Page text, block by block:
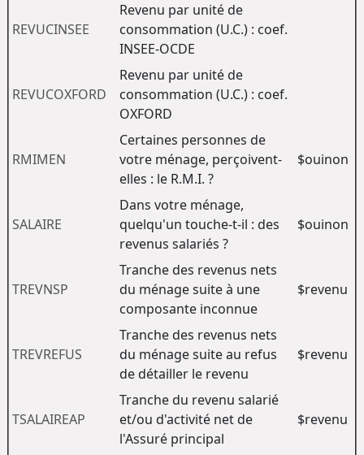
REVUCINSEE
Revenu par unité de
consommation (U.C.) : coef.
INSEE-OCDE
REVUCOXFORD
Revenu par unité de
consommation (U.C.) : coef.
OXFORD
RMIMEN
Certaines personnes de
votre ménage, perçoivent-
elles : le R.M.I. ?
$ouinon
SALAIRE
Dans votre ménage,
quelqu'un touche-t-il : des
revenus salariés ?
$ouinon
TREVNSP
Tranche des revenus nets
du ménage suite à une
composante inconnue
$revenu
TREVREFUS
Tranche des revenus nets
du ménage suite au refus
de détailler le revenu
$revenu
TSALAIREAP
Tranche du revenu salarié
et/ou d'activité net de
l'Assuré principal
$revenu